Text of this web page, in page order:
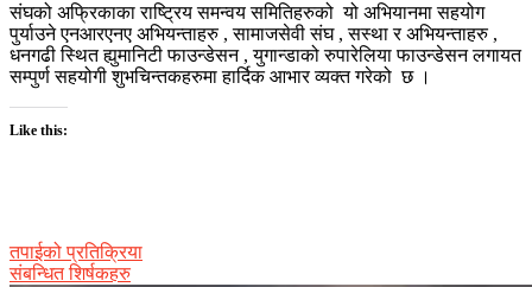
संघको अफ्रिकाका राष्ट्रिय समन्वय समितिहरुको यो अभियानमा सहयोग
पुर्याउने एनआरएनए अभियन्ताहरु , सामाजसेवी संघ , सस्था र अभियन्ताहरु ,
धनगढी स्थित ह्युमानिटी फाउन्डेसन , युगान्डाको रुपारेलिया फाउन्डेसन लगायत
सम्पुर्ण सहयोगी शुभचिन्तकहरुमा हार्दिक आभार व्यक्त गरेको छ ।
Like this:
तपाईको प्रतिक्रिया
संबन्धित शिर्षकहरु